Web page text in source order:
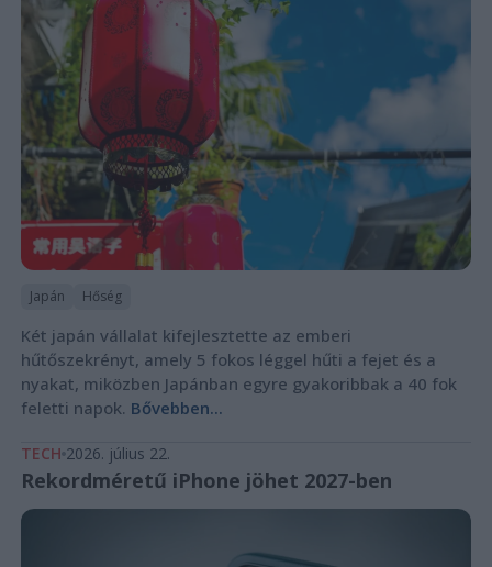
Japán Hőség
Két japán vállalat kifejlesztette az emberi
hűtőszekrényt, amely 5 fokos léggel hűti a fejet és a
nyakat, miközben Japánban egyre gyakoribbak a 40 fok
feletti napok. Bővebben...
TECH 2026. július 22.
Rekordméretű iPhone jöhet 2027-ben